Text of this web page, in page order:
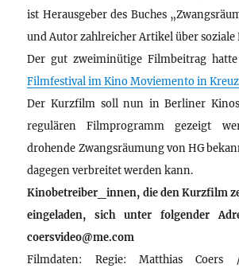
ist Herausgeber des Buches
und Autor zahlreicher Artikel über soziale
Der gut zweiminütige Filmbeitrag hatte
Filmfestival im Kino Moviemento in
Der Kurzfilm soll nun in Berliner
regulären Filmprogramm gezeigt
drohende Zwangsräumung von HG
dagegen verbreitet werden kann.
Kinobetreiber_innen, die den Kurzfilm
eingeladen, sich unter folgender
coersvideo@me.com
Filmdaten: Regie: Matthias